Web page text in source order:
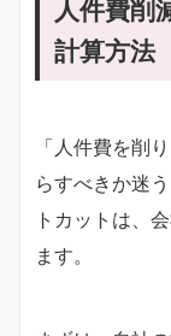
人件費削
計算方法
「人件費を削
らすべきか迷
トカットは、
ます。